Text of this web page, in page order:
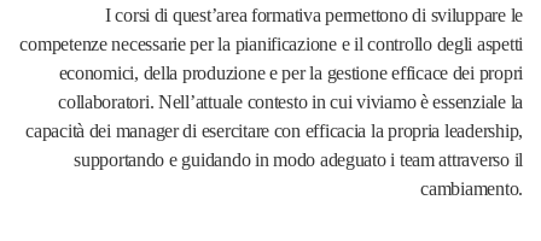
I corsi di quest’area formativa permettono di sviluppare le
competenze necessarie per la pianificazione e il controllo degli aspetti
economici, della produzione e per la gestione efficace dei propri
collaboratori. Nell’attuale contesto in cui viviamo è essenziale la
capacità dei manager di esercitare con efficacia la propria leadership,
supportando e guidando in modo adeguato i team attraverso il
cambiamento.